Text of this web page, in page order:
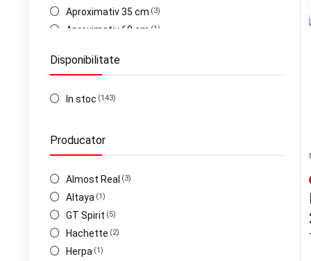
Aproximativ 35 cm (3)
Aproximativ 60 cm (1)
Aproximativ 7 cm
Disponibilitate
In stoc (143)
Producator
Almost Real (3)
Altaya (1)
GT Spirit (5)
Hachette (2)
Herpa (1)